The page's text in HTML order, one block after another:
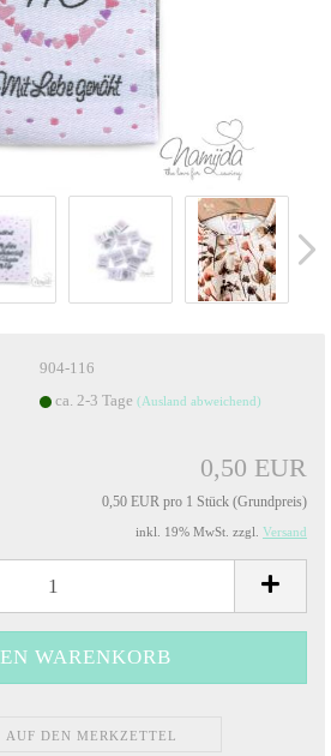
904-116
ca. 2-3 Tage (Ausland abweichend)
0,50 EUR
0,50 EUR pro 1 Stück (Grundpreis)
inkl. 19% MwSt. zzgl. Versand
AUF DEN MERKZETTEL